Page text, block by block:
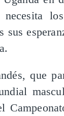
sus
que